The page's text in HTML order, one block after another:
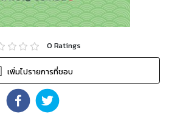
0 Ratings
เพิ่มไปรายการที่ชอบ